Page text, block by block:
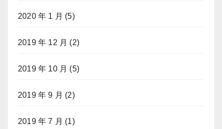
2020 年 1 月 (5)
2019 年 12 月 (2)
2019 年 10 月 (5)
2019 年 9 月 (2)
2019 年 7 月 (1)